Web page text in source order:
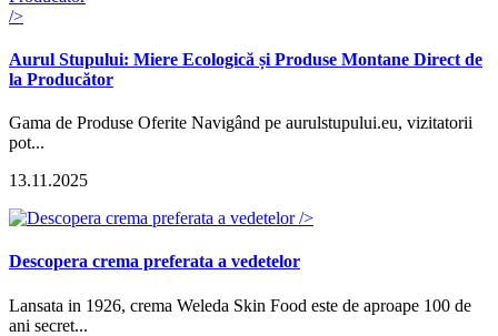
/>
Aurul Stupului: Miere Ecologică și Produse Montane Direct de
la Producător
Gama de Produse Oferite Navigând pe aurulstupului.eu, vizitatorii
pot...
13.11.2025
/>
Descopera crema preferata a vedetelor
Lansata in 1926, crema Weleda Skin Food este de aproape 100 de
ani secret...